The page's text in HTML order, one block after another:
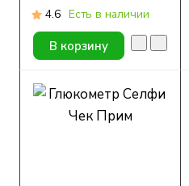
4.6 Есть в наличии
В корзину